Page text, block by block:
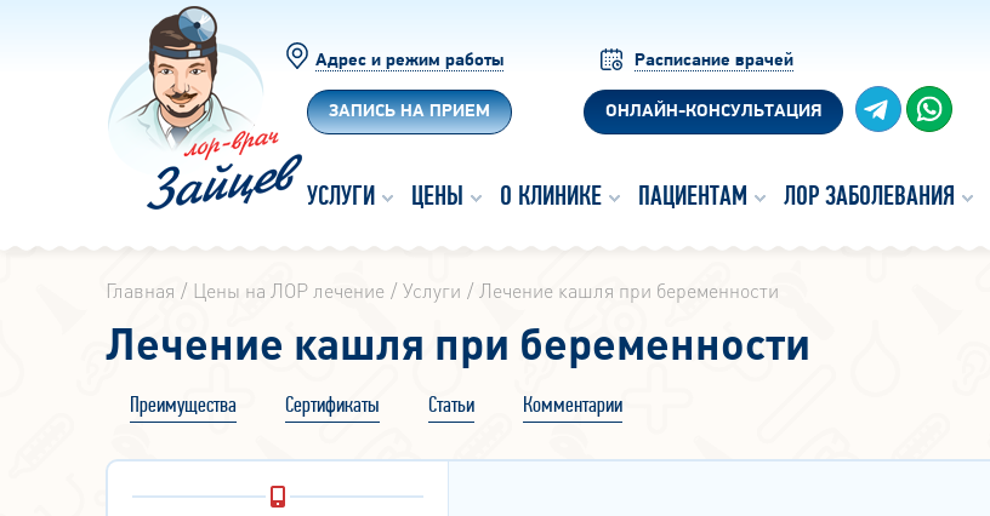
Адрес и режим работы
ЗАПИСЬ НА ПРИЕМ
Расписание врачей
ОНЛАЙН-КОНСУЛЬТАЦИЯ
УСЛУГИ ЦЕНЫ О КЛИНИКЕ ПАЦИЕНТАМ ЛОР ЗАБОЛЕВАНИЯ
Главная Цены на ЛОР лечение Услуги Лечение кашля при беременности
Лечение кашля при беременности
Преимущества Сертификаты Статьи Комментарии